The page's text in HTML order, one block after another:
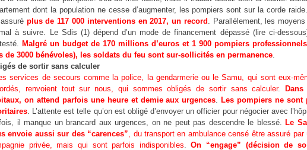
dont la population ne cesse d’augmenter, les pompiers sont sur la corde
plus de 117 000 interventions en 2017, un record . Parallèlement, les
à suivre. Le Sdis (1) dépend d’un mode de financement dépassé (lire ci-
Malgré un budget de 170 millions d’euros et 1 900 pompiers
de 3000 bénévoles), les soldats du feu sont sur-sollicités en permanence.
de sortir sans calculer
services de secours comme la police, la gendarmerie ou le Samu, qui sont eux-
renvoient tout sur nous, qui sommes obligés de sortir sans calculer.
on attend parfois une heure et demie aux urgences. Les pompiers ne sont
. L’attente est telle qu’on est obligé d’envoyer un officier pour négocier avec
il manque un brancard aux urgences, on ne peut pas descendre le blessé. Le
envoie aussi sur des “carences”, du transport en ambulance censé être assuré par
privée, mais qui sont parfois indisponibles. On “engage” (décision de